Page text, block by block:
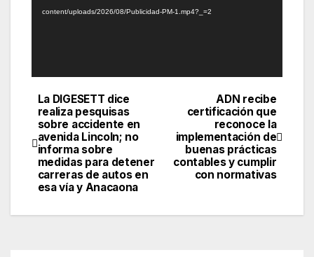
content/uploads/2026/08/Publicidad-PM-1.mp4?_=2
Navegación
de
entradas
ADN recibe
certificación que
reconoce la
implementación de
buenas prácticas
contables y cumplir
con normativas
La DIGESETT dice
realiza pesquisas
sobre accidente en
avenida Lincoln; no
informa sobre
medidas para detener
carreras de autos en
esa vía y Anacaona